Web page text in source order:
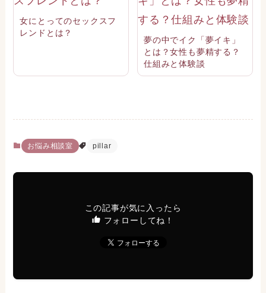
女にとってのセックスフ
レンドとは？
夢の中でイク「夢イキ」
とは？女性も夢精する？
仕組みと体験談
お悩み相談室 pillar
この記事が気に入ったら
フォローしてね！